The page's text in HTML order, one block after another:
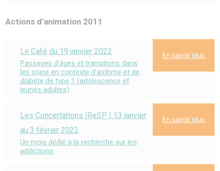
Actions d’animation 2011
Le Café du 19 janvier 2022
Passages d’âges et transitions dans
les soins en contexte d’asthme et de
diabète de type 1 (adolescence et
jeunes adultes)
En savoir plus
Les Concertations IReSP | 13 janvier
au 3 février 2022
Un mois dédié à la recherche sur les
addictions
En savoir plus